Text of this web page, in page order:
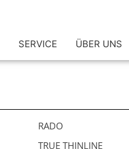
SERVICE ÜBER UNS
RADO
TRUE THINLINE